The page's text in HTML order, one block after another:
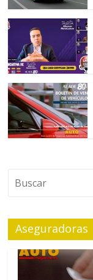
Aseguradoras